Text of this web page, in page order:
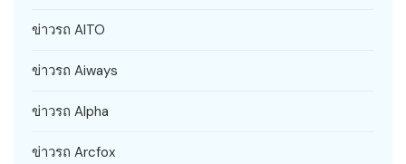
ข่าวรถ AITO
ข่าวรถ Aiways
ข่าวรถ Alpha
ข่าวรถ Arcfox